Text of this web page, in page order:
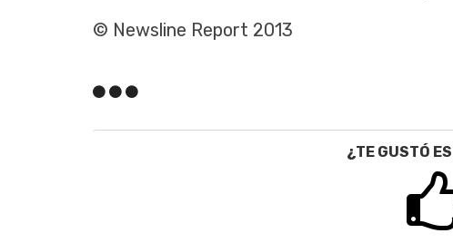
© Newsline Report 2013
¿TE GUSTÓ